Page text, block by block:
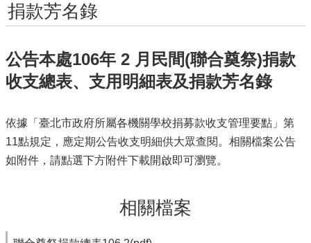
捐款芳名錄
公告本處106年 2 月民間(聯合奠祭)捐款
收支總表、支用明細表及捐款芳名錄
依據「臺北市政府所屬各機關學校捐募款收支管理要點」第
11點規定，應定期公告收支明細供大眾查閱。相關檔案公告
如附件，請點選下方附件下載開啟即可瀏覽。
相關檔案